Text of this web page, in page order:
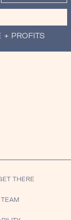
+ PROFITS
THERE